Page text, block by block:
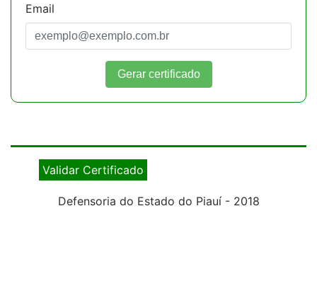
Email
Gerar certificado
Validar Certificado
Defensoria do Estado do Piauí - 2018